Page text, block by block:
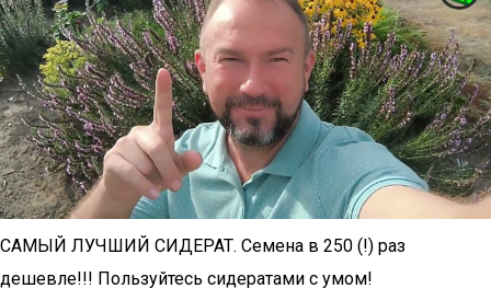
САМЫЙ ЛУЧШИЙ СИДЕРАТ. Семена в 250 (!) раз
дешевле!!! Пользуйтесь сидератами с умом!